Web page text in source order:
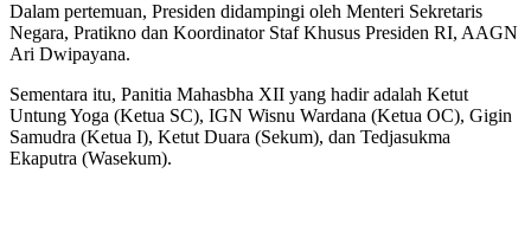
Dalam pertemuan, Presiden didampingi oleh Menteri Sekretaris
Negara, Pratikno dan Koordinator Staf Khusus Presiden RI, AAGN
Ari Dwipayana.
Sementara itu, Panitia Mahasbha XII yang hadir adalah Ketut
Untung Yoga (Ketua SC), IGN Wisnu Wardana (Ketua OC), Gigin
Samudra (Ketua I), Ketut Duara (Sekum), dan Tedjasukma
Ekaputra (Wasekum).